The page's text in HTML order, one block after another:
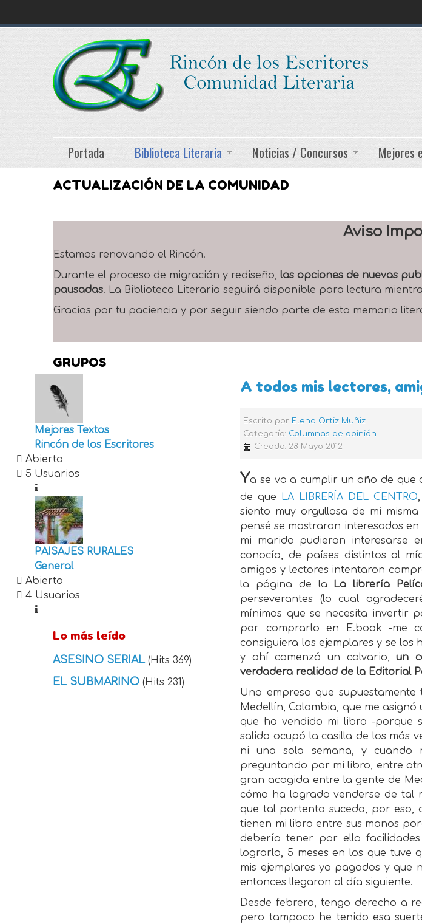
Portada Biblioteca Literaria Noticias / Concursos Mejores
ACTUALIZACIÓN DE LA COMUNIDAD
Aviso
Estamos renovando el Rincón.
Durante el proceso de migración y rediseño, las opciones de nuevas
pausadas. La Biblioteca Literaria seguirá disponible para lectura
Gracias por tu paciencia y por seguir siendo parte de esta memoria
A todos mis lectores,
Escrito por Elena Ortiz Muñiz
Categoría: Columnas de opinión
Creado: 28 Mayo 2012
Ya se va a cumplir un año de que
de que
LA LIBRERÍA DEL CENTRO
siento muy orgullosa de mi
pensé se mostraron interesados
mi marido pudieran interesarse
conocía, de países distintos al
amigos y lectores intentaron
la página de la
La librería
perseverantes (lo cual
mínimos que se necesita invertir
por comprarlo en E.book -me
consiguiera los ejemplares y se
y ahí comenzó un calvario,un
verdadera realidad de la Editorial
Una empresa que
Medellín, Colombia, que me
que ha vendido mi libro -porque
salido ocupó la casilla de los más
ni una sola semana, y cuando
preguntando por mi libro, entre
gran acogida entre la gente de
cómo ha logrado venderse de tal
que tal portento suceda, por eso,
tienen mi libro entre sus manos
debería tener por ello
lograrlo, 5 meses en los que tuve
mis ejemplares ya pagados y que
entonces llegaron al día siguiente.
Desde febrero, tengo derecho a
pero tampoco he tenido esa
GRUPOS
Mejores Textos
Rincón de los Escritores
Abierto
5 Usuarios
PAISAJES RURALES
General
Abierto
4 Usuarios
Lo más leído
ASESINO SERIAL (Hits 369)
EL SUBMARINO (Hits 231)